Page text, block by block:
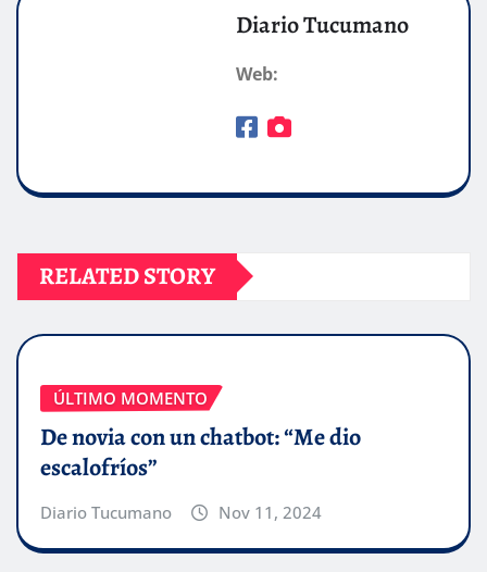
Diario Tucumano
Web:
RELATED STORY
ÚLTIMO MOMENTO
De novia con un chatbot: “Me dio
escalofríos”
Diario Tucumano Nov 11, 2024